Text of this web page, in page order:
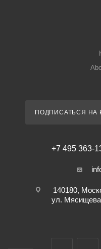
ПОДПИСАТЬСЯ НА
+7 495 363-
140180,
ул.